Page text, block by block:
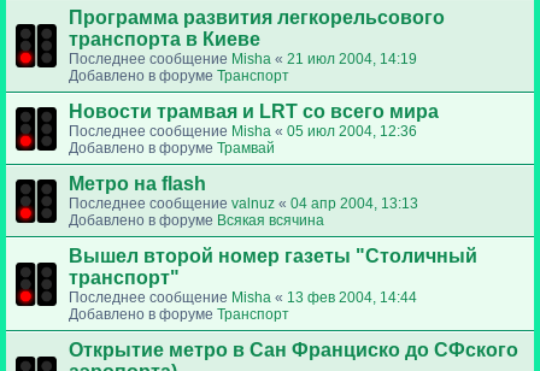
Программа развития легкорельсового
транспорта в Киеве
Последнее сообщение Misha « 21 июл 2004, 14:19
Добавлено в форуме Транспорт
Новости трамвая и LRT со всего мира
Последнее сообщение Misha « 05 июл 2004, 12:36
Добавлено в форуме Трамвай
Метро на flash
Последнее сообщение valnuz « 04 апр 2004, 13:13
Добавлено в форуме Всякая всячина
Вышел второй номер газеты "Столичный
транспорт"
Последнее сообщение Misha « 13 фев 2004, 14:44
Добавлено в форуме Транспорт
Открытие метро в Сан Франциско до СФского